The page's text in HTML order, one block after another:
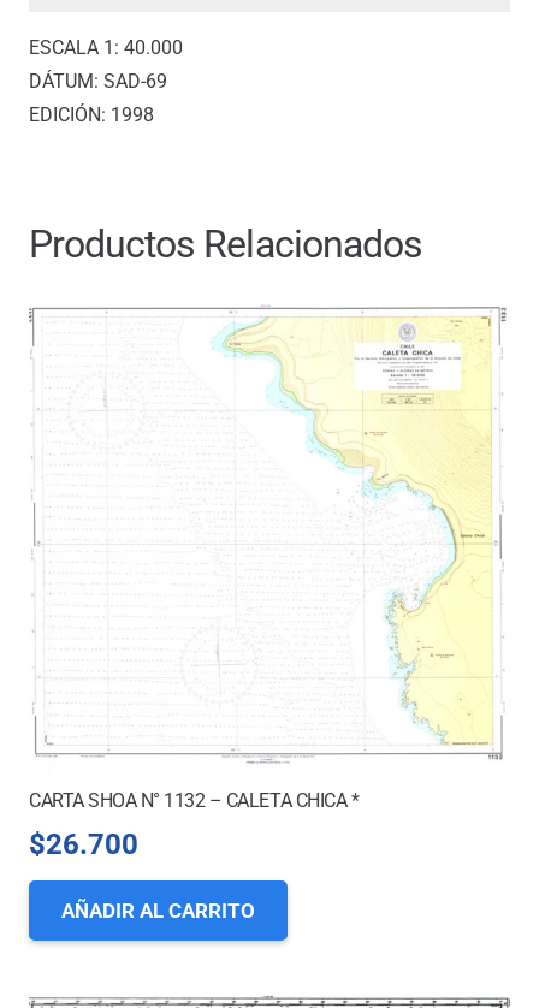
ESCALA 1: 40.000
DÁTUM: SAD-69
EDICIÓN: 1998
Productos Relacionados
CARTA SHOA N° 1132 – CALETA CHICA *
$26.700
AÑADIR AL CARRITO